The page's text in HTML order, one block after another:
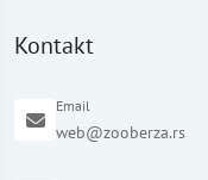
Kontakt
Email
web@zooberza.rs